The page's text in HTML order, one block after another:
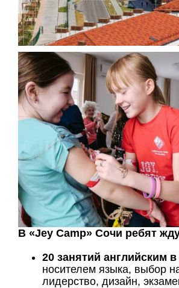
В «Jey Camp» Сочи ребят
20 занятий английским
носителем языка, выбор
лидерство, дизайн,